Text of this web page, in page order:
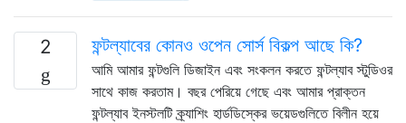
2 ফন্টল্যাবের কোনও ওপেন সোর্স বিকল্প আছে কি?
আমি আমার ফন্টগুলি ডিজাইন এবং সংকলন করতে ফন্টল্যাব স্টুডিওর
সাথে কাজ করতাম। বছর পেরিয়ে গেছে এবং আমার প্রাক্তন
ফন্টল্যাব ইনস্টলটি ক্র্যাশিং হার্ডডিস্কের ভয়েডগুলিতে বিলীন হয়ে